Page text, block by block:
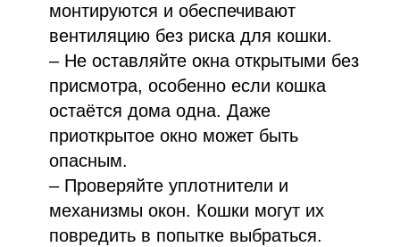
монтируются и обеспечивают
вентиляцию без риска для кошки.
– Не оставляйте окна открытыми без
присмотра, особенно если кошка
остаётся дома одна. Даже
приоткрытое окно может быть
опасным.
– Проверяйте уплотнители и
механизмы окон. Кошки могут их
повредить в попытке выбраться.